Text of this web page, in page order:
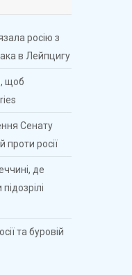
росію з
в Лейпцигу
щоб
Сенату
росії
де
та буровій